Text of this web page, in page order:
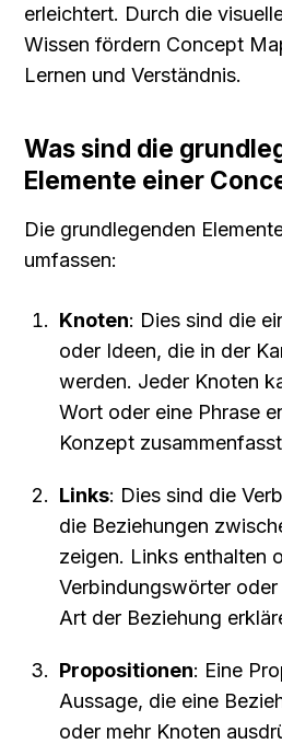
erleichtert. Durch die
Wissen fördern Concept
Lernen und Verständnis.
Was sind die
Elemente einer
Die grundlegenden
umfassen:
Knoten: Dies sind die
oder Ideen, die in der
werden. Jeder Knoten
Wort oder eine Phrase
Konzept
Links: Dies sind die
die Beziehungen
zeigen. Links enthalten
Verbindungswörter
Art der Beziehung
Propositionen: Eine
Aussage, die eine
oder mehr Knoten